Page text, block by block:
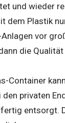
und wieder
dem Plastik
vor
die
Container
privaten
entsorgt.